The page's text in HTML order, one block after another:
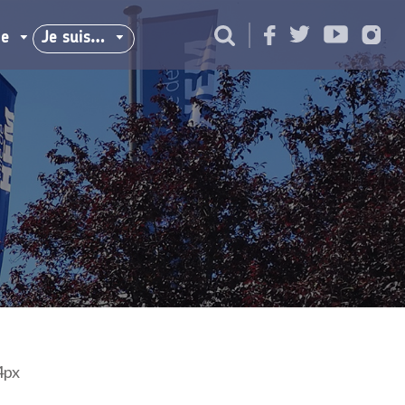
Je suis…